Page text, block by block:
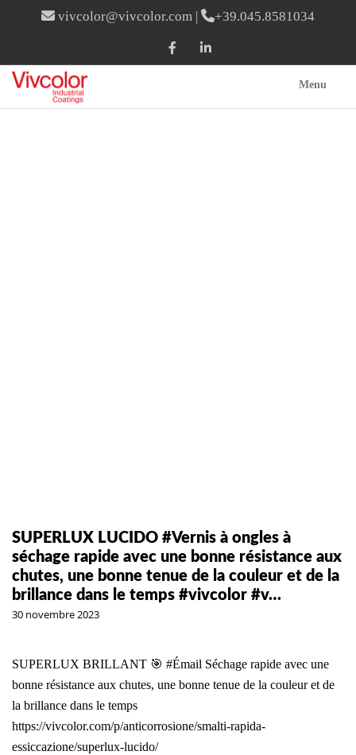
vivcolor@vivcolor.com | +39.045.8581034
Menu
SUPERLUX LUCIDO #Vernis à ongles à
séchage rapide avec une bonne résistance aux
chutes, une bonne tenue de la couleur et de la
brillance dans le temps #vivcolor #v…
30 novembre 2023
SUPERLUX BRILLANT 🎯 #Émail Séchage rapide avec une
bonne résistance aux chutes, une bonne tenue de la couleur et de
la brillance dans le temps
https://vivcolor.com/p/anticorrosione/smalti-rapida-
essiccazione/superlux-lucido/